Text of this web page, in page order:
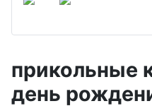
прикольные
день